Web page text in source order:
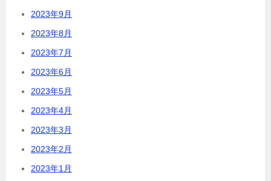
2023年9月
2023年8月
2023年7月
2023年6月
2023年5月
2023年4月
2023年3月
2023年2月
2023年1月